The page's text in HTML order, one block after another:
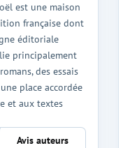
est une maison
française dont
éditoriale
principalement
des essais
place accordée
et aux textes
Avis auteurs